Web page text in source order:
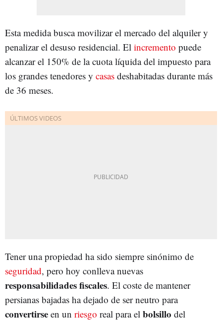
Esta medida busca movilizar el mercado del alquiler y
penalizar el desuso residencial. El incremento puede
alcanzar el 150% de la cuota líquida del impuesto para
los grandes tenedores y casas deshabitadas durante más
de 36 meses.
Tener una propiedad ha sido siempre sinónimo de
seguridad, pero hoy conlleva nuevas
responsabilidadesfiscales. El coste de mantener
persianas bajadas ha dejado de ser neutro para
convertirse en un riesgo real para el bolsillo del